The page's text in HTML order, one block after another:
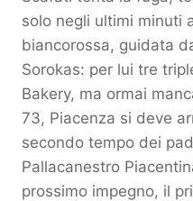
solo negli ultimi minuti
biancorossa, guidata
Sorokas: per lui tre
Bakery, ma ormai
73, Piacenza si deve
secondo tempo dei
Pallacanestro
prossimo impegno, il